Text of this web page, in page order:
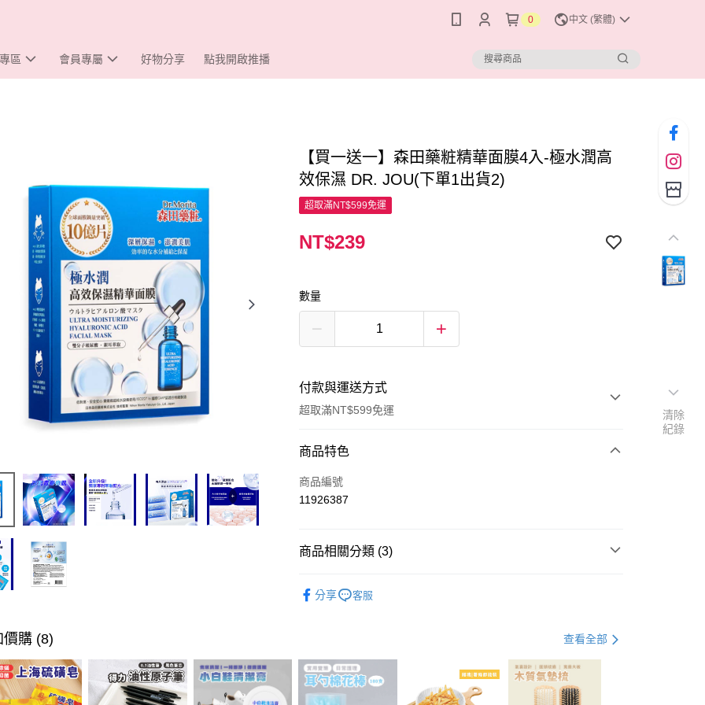
0 中文 (繁體)
區 會員專屬 好物分享 點我開啟推播
【買一送一】森田藥粧精華面膜4入-極水潤高
效保濕 DR. JOU(下單1出貨2)
超取滿NT$599免運
NT$239
數量
付款與運送方式
超取滿NT$599免運
付款方式
信用卡一次付款
街口支付
商品特色
商品編號
11926387
商品相關分類 (3)
分享 客服
價購 (8) 查看全部
清除
紀錄